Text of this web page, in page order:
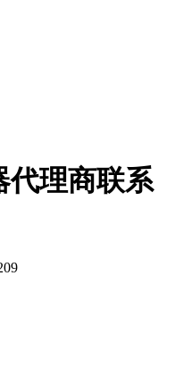
代理商联系